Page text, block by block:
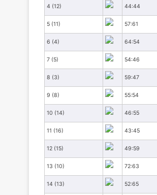
4 (12) 44:44
5 (11) 57:61
6 (4) 64:54
7 (5) 54:46
8 (3) 59:47
9 (8) 55:54
10 (14) 46:55
11 (16) 43:45
12 (15) 49:59
13 (10) 72:63
14 (13) 52:65